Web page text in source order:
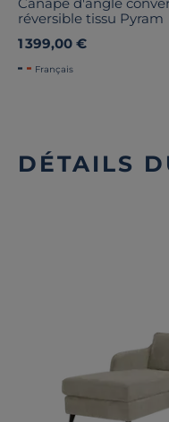
réversible tissu Pyram
1 399,00 €
Français
DÉTAILS